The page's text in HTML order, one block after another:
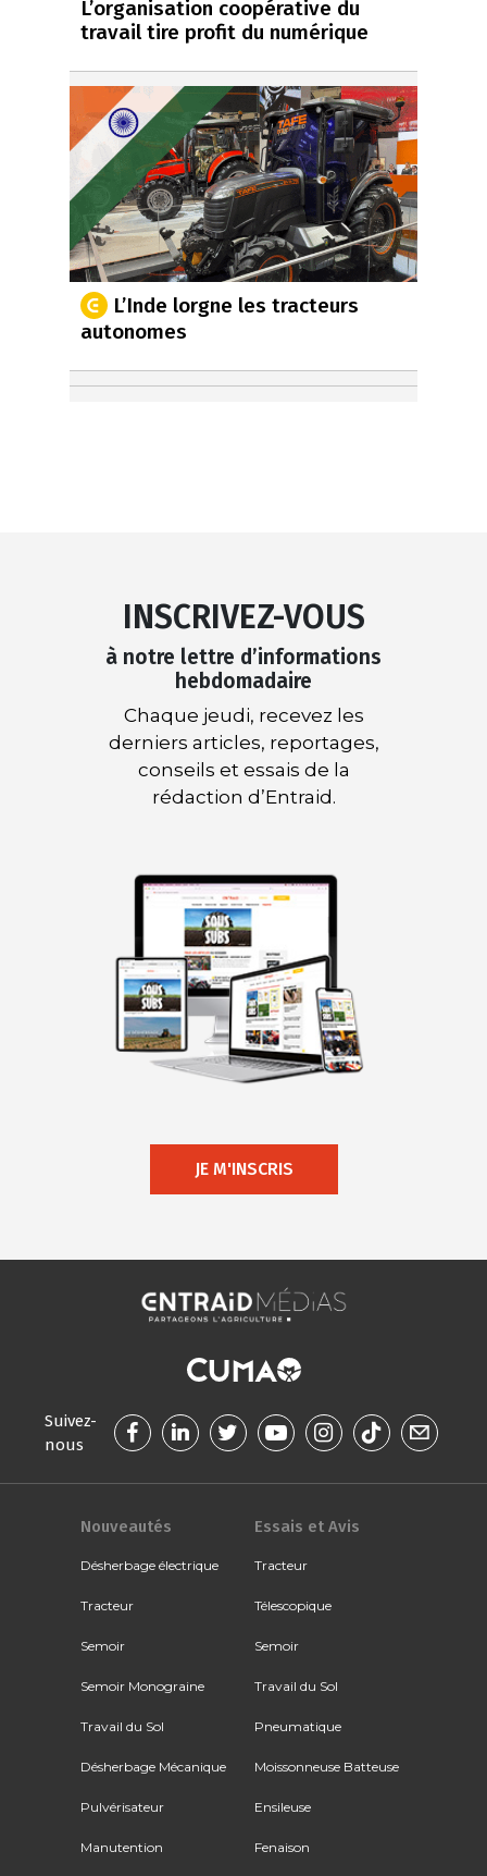
L’organisation coopérative du
travail tire profit du numérique
L’Inde lorgne les tracteurs
autonomes
INSCRIVEZ-VOUS
à notre lettre d’informations
hebdomadaire
Chaque jeudi, recevez les
derniers articles, reportages,
conseils et essais de la
rédaction d’Entraid.
JE M'INSCRIS
Suivez-
nous
Nouveautés
Désherbage électrique
Tracteur
Semoir
Semoir Monograine
Travail du Sol
Désherbage Mécanique
Pulvérisateur
Manutention
Essais et Avis
Tracteur
Télescopique
Semoir
Travail du Sol
Pneumatique
Moissonneuse Batteuse
Ensileuse
Fenaison